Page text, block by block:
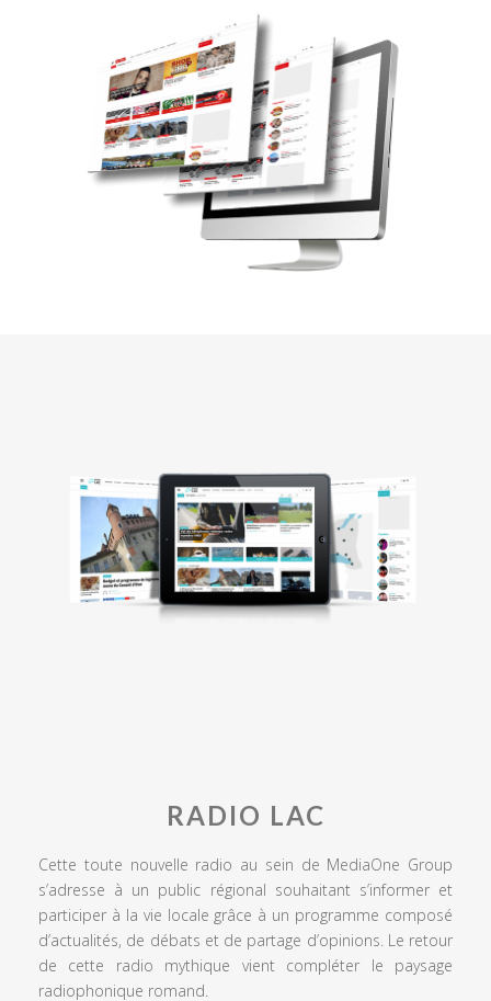
RADIO LAC
Cette toute nouvelle radio au sein de MediaOne Group
s’adresse à un public régional souhaitant s’informer et
participer à la vie locale grâce à un programme composé
d’actualités, de débats et de partage d’opinions. Le retour
de cette radio mythique vient compléter le paysage
radiophonique romand.